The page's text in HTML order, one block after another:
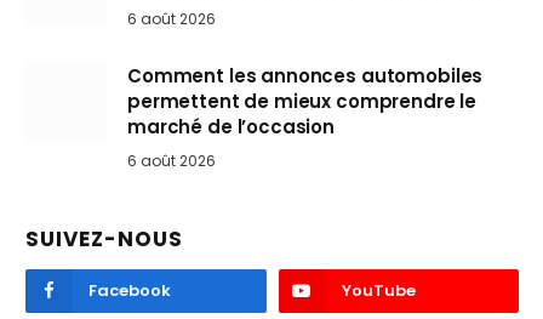
6 août 2026
Comment les annonces automobiles
permettent de mieux comprendre le
marché de l’occasion
6 août 2026
SUIVEZ-NOUS
Facebook YouTube